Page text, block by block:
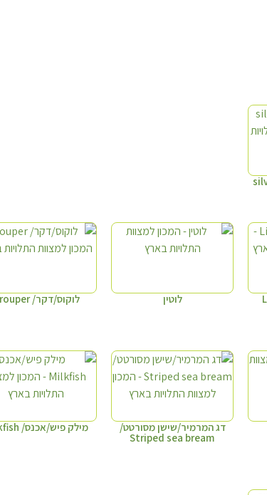
לוטין לוקוס/דקר/ Grouper
דג המרמיר/שישן מסורטט/
Striped sea bream
מילק פיש/אכנס/ Milkfish